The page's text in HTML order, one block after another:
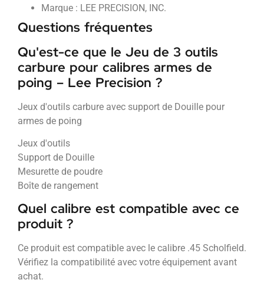
Marque : LEE PRECISION, INC.
Questions fréquentes
Qu'est-ce que le Jeu de 3 outils
carbure pour calibres armes de
poing – Lee Precision ?
Jeux d'outils carbure avec support de Douille pour
armes de poing
Jeux d'outils
Support de Douille
Mesurette de poudre
Boîte de rangement
Quel calibre est compatible avec ce
produit ?
Ce produit est compatible avec le calibre .45 Scholfield.
Vérifiez la compatibilité avec votre équipement avant
achat.